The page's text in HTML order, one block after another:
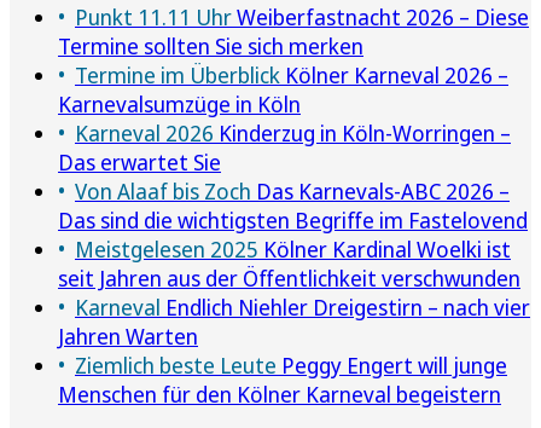
Punkt 11.11 UhrWeiberfastnacht 2026 – Diese
Termine sollten Sie sich merken
Termine im Überblick Kölner Karneval 2026 –
Karnevalsumzüge in Köln
Karneval 2026 Kinderzug in Köln-Worringen –
Das erwartet Sie
Von Alaaf bis Zoch Das Karnevals-ABC 2026 –
Das sind die wichtigsten Begriffe im Fastelovend
Meistgelesen 2025 Kölner Kardinal Woelki ist
seit Jahren aus der Öffentlichkeit verschwunden
Karneval Endlich Niehler Dreigestirn – nach vier
Jahren Warten
Ziemlich beste Leute Peggy Engert will junge
Menschen für den Kölner Karneval begeistern